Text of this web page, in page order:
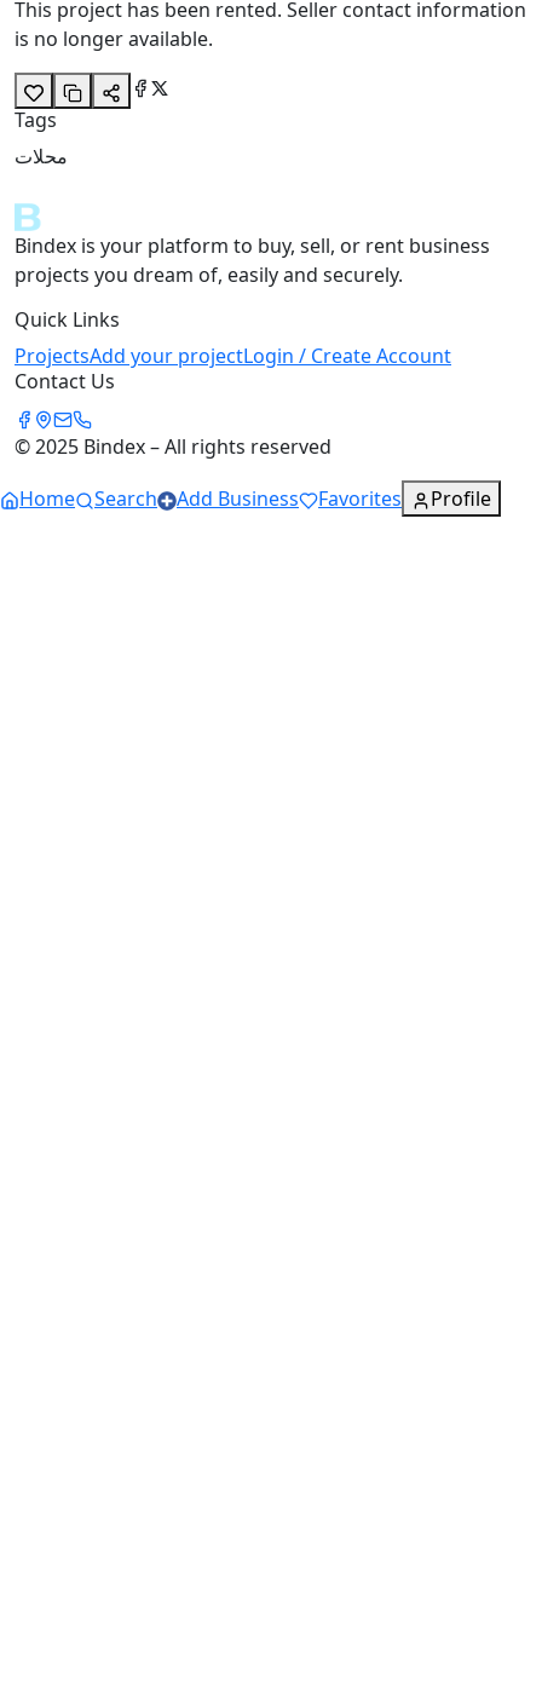
This project has been rented. Seller contact information
is no longer available.
Tags
محلات
Bindex is your platform to buy, sell, or rent business
projects you dream of, easily and securely.
Quick Links
ProjectsAdd your projectLogin / Create Account
Contact Us
© 2025 Bindex – All rights reserved
Home
Search Add Business Favorites Profile